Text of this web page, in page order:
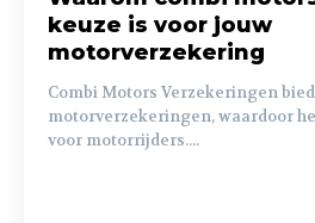
keuze is voor jouw
motorverzekering
Combi Motors Verzekeringen
motorverzekeringen, waardoor
voor motorrijders....